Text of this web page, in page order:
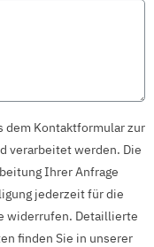
dem Kontaktformular zur
verarbeitet werden. Die
Ihrer Anfrage
jederzeit für die
widerrufen. Detaillierte
finden Sie in unserer